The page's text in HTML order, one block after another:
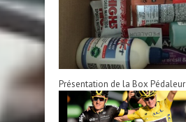
Présentation de la Box Pédaleur